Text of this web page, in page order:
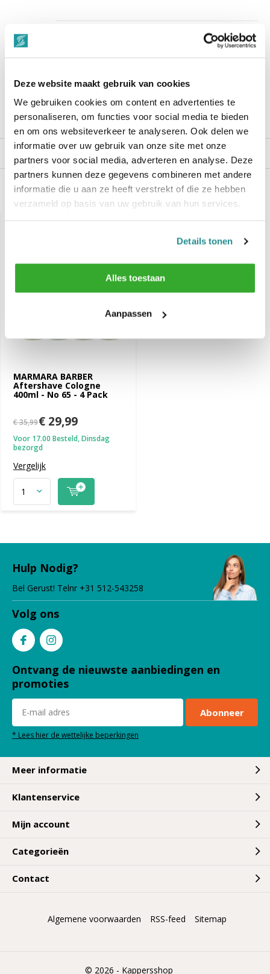
Deze website maakt gebruik van cookies
We gebruiken cookies om content en advertenties te
personaliseren, om functies voor social media te bieden
en om ons websiteverkeer te analyseren. Ook delen we
informatie over uw gebruik van onze site met onze
partners voor social media, adverteren en analyse. Deze
partners kunnen deze gegevens combineren met andere
informatie die u aan ze heeft verstrekt of die ze hebben
verzameld op basis van uw gebruik van hun services.
Details tonen
Alles toestaan
Aanpassen
uit 3000+ reviews
Productomschrijving
Recent bekeken
MARMARA BARBER
Aftershave Cologne
400ml - No 65 - 4 Pack
€ 35,99€ 29,99
Voor 17.00 Besteld, Dinsdag
bezorgd
Vergelijk
Hulp Nodig?
Bel Gerust! Telnr +31 512-543258
Volg ons
Ontvang de nieuwste aanbiedingen en
promoties
Abonneer
* Lees hier de wettelijke beperkingen
Meer informatie
Klantenservice
Mijn account
Categorieën
Contact
© 2026 - Kappersshop
Algemene voorwaarden RSS-feed Sitemap